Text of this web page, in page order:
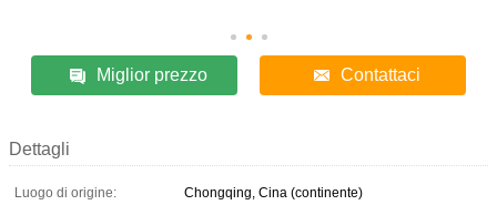
Miglior prezzo Contattaci
Dettagli
Luogo di origine:
Chongqing, Cina (continente)